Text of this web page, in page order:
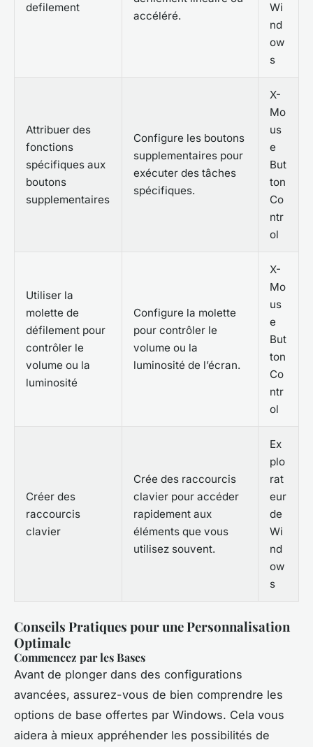
defilement
accéléré.
Wi
nd
ow
s
Attribuer des
fonctions
spécifiques aux
boutons
supplementaires
Configure les boutons
supplementaires pour
exécuter des tâches
spécifiques.
X-
Mo
us
e
But
ton
Co
ntr
ol
Utiliser la
molette de
défilement pour
contrôler le
volume ou la
luminosité
Configure la molette
pour contrôler le
volume ou la
luminosité de l’écran.
X-
Mo
us
e
But
ton
Co
ntr
ol
Créer des
raccourcis
clavier
Crée des raccourcis
clavier pour accéder
rapidement aux
éléments que vous
utilisez souvent.
Ex
plo
rat
eur
de
Wi
nd
ow
s
Conseils Pratiques pour une Personnalisation
Optimale
Commencez par les Bases
Avant de plonger dans des configurations
avancées, assurez-vous de bien comprendre les
options de base offertes par Windows. Cela vous
aidera à mieux appréhender les possibilités de